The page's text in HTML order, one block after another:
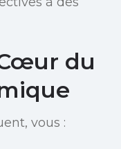
du
vous :